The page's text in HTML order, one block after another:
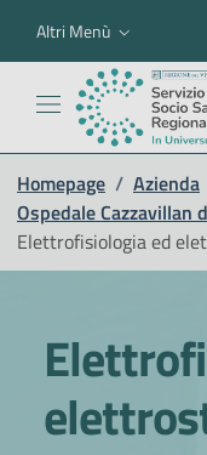
Altri Menù
Homepage / Azienda
Ospedale Cazzavillan
Elettrofisiologia ed